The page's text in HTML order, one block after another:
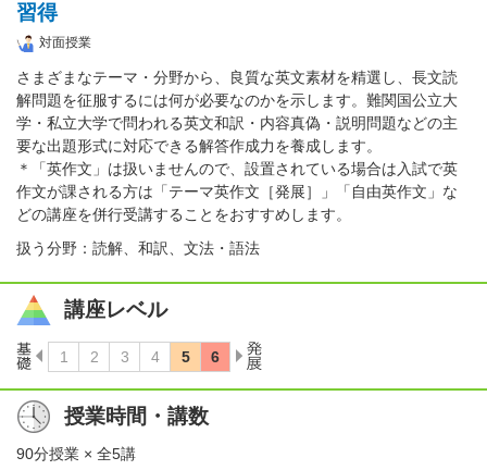
習得
対面授業
さまざまなテーマ・分野から、良質な英文素材を精選し、長文読
解問題を征服するには何が必要なのかを示します。難関国公立大
学・私立大学で問われる英文和訳・内容真偽・説明問題などの主
要な出題形式に対応できる解答作成力を養成します。
＊「英作文」は扱いませんので、設置されている場合は入試で英
作文が課される方は「テーマ英作文［発展］」「自由英作文」な
どの講座を併行受講することをおすすめします。
扱う分野：読解、和訳、文法・語法
講座レベル
授業時間・講数
90分授業 × 全5講